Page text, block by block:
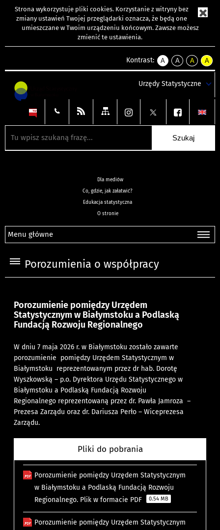
Strona wykorzystuje pliki cookies. Korzystanie z witryny bez
zmiany ustawień Twojej przeglądarki oznacza, że będą one
umieszczane w Twoim urządzeniu końcowym. Zawsze możesz
zmienić te ustawienia.
Kontrast:
A
kontrast
A
kontrast
tekst
czarnym
A
kontrast
tekst
czarnym
A
tekst
żółtym
Urzędy Statystyczne
Dla mediów
Co, gdzie, jak załatwić?
Edukacja statystyczna
O stronie
Menu główne
Porozumienia o współpracy
Porozumienie pomiędzy Urzędem
Statystycznym w Białymstoku a Podlaską
Fundacją Rozwoju Regionalnego
W dniu 7 maja 2026 r. w Białymstoku zostało zawarte
porozumienie pomiędzy Urzędem Statystycznym w
Białymstoku reprezentowanym przez dr hab. Dorotę
Wyszkowską – p.o. Dyrektora Urzędu Statystycznego w
Białymstokua Podlaską Fundacją Rozwoju
Regionalnego reprezentowaną przez dr. Pawła Jamroza –
Prezesa Zarządu oraz dr. Dariusza Perło – Wiceprezesa
Zarządu.
Pliki do pobrania
Porozumienie pomiędzy Urzędem Statystycznym
w Białymstoku a Podlaską Fundacją Rozwoju
Regionalnego. Plik w formacie PDF
0.54 MB
Porozumienie pomiędzy Urzędem Statystycznym